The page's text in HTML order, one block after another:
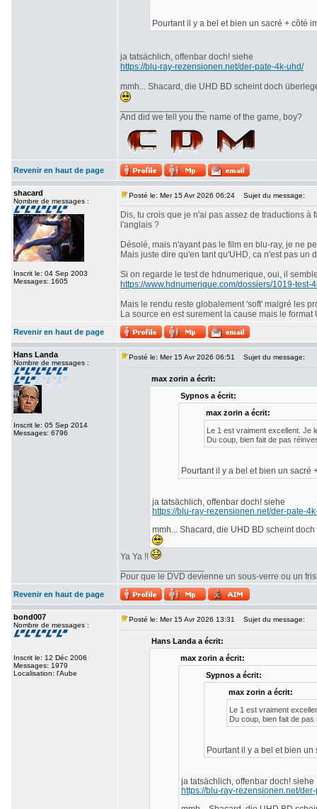
Pourtant il y a bel et bien un sacré + côté
ja tatsächlich, offenbar doch! siehe
https://blu-ray-rezensionen.net/der-pate-4k-uhd/
mmh... Shacard, die UHD BD scheint doch
And did we tell you the name of the game, boy?
Revenir en haut de page
shacard
Nombre de messages :
Inscrit le: 04 Sep 2003
Messages: 1605
Posté le: Mer 15 Avr 2026 06:24 Sujet du message:
Dis, tu crois que je n'ai pas assez de traductions
l'anglais ?
Désolé, mais n'ayant pas le film en blu-ray, je ne
Mais juste dire qu'en tant qu'UHD, ca n'est pas un
Si on regarde le test de hdnumerique, oui, il
https://www.hdnumerique.com/dossiers/1019-test-
Mais le rendu reste globalement 'soft' malgré les
La source en est surement la cause mais le
Revenir en haut de page
Hans Landa
Nombre de messages :
Inscrit le: 05 Sep 2014
Messages: 6796
Posté le: Mer 15 Avr 2026 06:51 Sujet du message:
max zorin a écrit:
Sypnos a écrit:
max zorin a écrit:
Le 1 est vraiment excellent. Je
Du coup, bien fait de pas
Pourtant il y a bel et bien un sacré
ja tatsächlich, offenbar doch! siehe
https://blu-ray-rezensionen.net/der-pate-
mmh... Shacard, die UHD BD scheint
Ya Ya !!
Pour que le DVD devienne un sous-verre ou un
Revenir en haut de page
bond007
Nombre de messages :
Inscrit le: 12 Déc 2006
Messages: 1979
Localisation: l'Aube
Posté le: Mer 15 Avr 2026 13:31 Sujet du message:
Hans Landa a écrit:
max zorin a écrit:
Sypnos a écrit:
max zorin a écrit:
Le 1 est vraiment
Du coup, bien fait de
Pourtant il y a bel et bien un
ja tatsächlich, offenbar doch! siehe
https://blu-ray-rezensionen.net/